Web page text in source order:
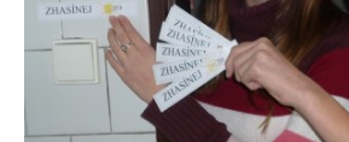
GDPR
PŘEDŠKOLÁCI